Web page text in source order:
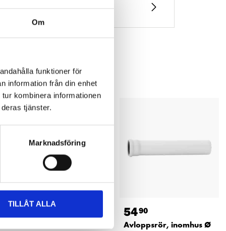
Om
funktioner för
information från din enhet
kombinera informationen
tjänster.
Marknadsföring
TILLÅT ALLA
29 90 5490
Avloppsrör, inomhus Ø